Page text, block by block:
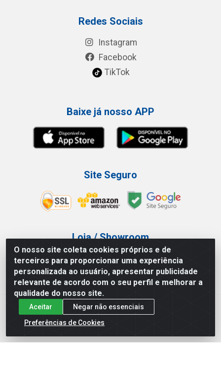
O nosso site coleta cookies próprios e de
terceiros para proporcionar uma experiência
personalizada ao usuário, apresentar publicidade
relevante de acordo com o seu perfil e melhorar a
qualidade do nosso site.
Aceitar
Negar não essenciais
Preferências de Cookies
Redes Sociais
Instagram
Facebook
TikTok
Baixe já nosso APP
Site Seguro
Loja / Showroom
Tel.: (11) 3227-0546
Av Vautier, 587/597 - Pari - São Paulo/SP
Atef Distribuidora LTDA - Av. Vautier, 585/597 - Pari - São
Paulo/SP - CEP 03.032-000 - CNPJ 27.717.135/0001-29